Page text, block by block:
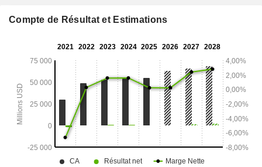
Compte de Résultat et Estimations